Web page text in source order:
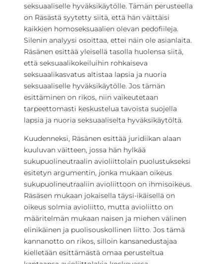
seksuaaliselle hyväksikäytölle. Tämän perusteella
on Räsästä syytetty siitä, että hän väittäisi
kaikkien homoseksuaalien olevan pedofiileja.
Silenin analyysi osoittaa, ettei näin ole asianlaita.
Räsänen esittää yleisellä tasolla huolensa siitä,
että seksuaalikokeiluihin rohkaiseva
seksuaalikasvatus altistaa lapsia ja nuoria
seksuaaliselle hyväksikäytölle. Jos tämän
esittäminen on rikos, niin vaikeutetaan
tarpeettomasti keskustelua tavoista suojella
lapsia ja nuoria seksuaaliselta hyväksikäytöltä.
Kuudenneksi, Räsänen esittää juridiikan alaan
kuuluvan väitteen, jossa hän hylkää
sukupuolineutraalin avioliittolain puolustukseksi
esitetyn argumentin, jonka mukaan oikeus
sukupuolineutraaliin avioliittoon on ihmisoikeus.
Räsäsen mukaan jokaisella täysi-ikäisellä on
oikeus solmia avioliitto, mutta avioliitto on
määritelmän mukaan naisen ja miehen välinen
elinikäinen ja puolisouskollinen liitto. Jos tämä
kannanotto on rikos, silloin kansanedustajaa
kielletään esittämästä omaa perusteltua